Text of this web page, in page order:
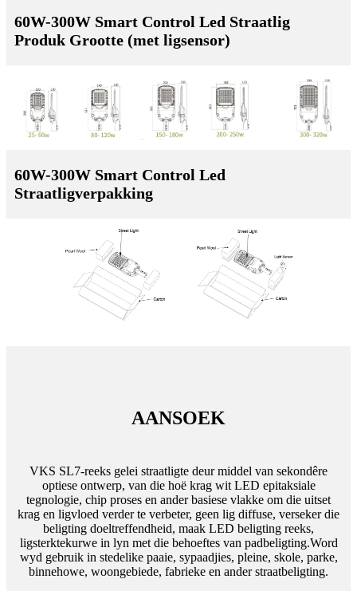
60W-300W Smart Control Led Straatlig
Produk Grootte (met ligsensor)
60W-300W Smart Control Led
Straatligverpakking
AANSOEK
VKS SL7-reeks gelei straatligte deur middel van sekondêre
optiese ontwerp, van die hoë krag wit LED epitaksiale
tegnologie, chip proses en ander basiese vlakke om die uitset
krag en ligvloed verder te verbeter, geen lig diffuse, verseker die
beligting doeltreffendheid, maak LED beligting reeks,
ligsterktekurwe in lyn met die behoeftes van padbeligting.Word
wyd gebruik in stedelike paaie, sypaadjies, pleine, skole, parke,
binnehowe, woongebiede, fabrieke en ander straatbeligting.